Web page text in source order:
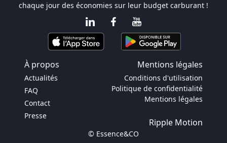
chaque jour des économies sur leur budget carburant !
À propos Mentions légales
Actualités
FAQ
Contact
Presse
Conditions d'utilisation
Politique de confidentialité
Mentions légales
Ripple Motion
© Essence&CO